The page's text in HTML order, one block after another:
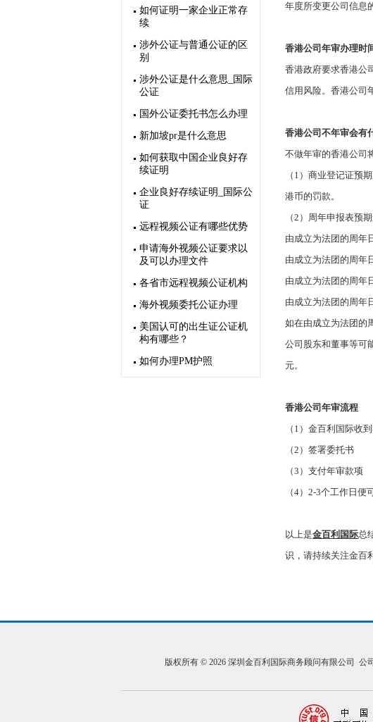
如何证明一家企业正常存
续
涉外公证与普通公证的区
别
涉外公证是什么意思_国际
公证
国外公证委托书怎么办理
新加坡pr是什么意思
如何获取中国企业良好存
续证明
企业良好存续证明_国际公
证
远程视频公证有哪些优势
申请海外视频公证要求以
及可以办理文件
各省市远程视频公证机构
海外视频委托公证办理
美国认可的出生证公证机
构有哪些？
如何办理PM护照
年度所变更公司信息
香港公司年审办理时
香港政府要求香港公
信用风险。香港公司
香港公司不年审会有
不做年审的香港公司
（ 1 ）商业登记证预
港币的罚款。
（2 ）周年申报
由成立为法团的周年
由成立为法团的周年
由成立为法团的周年
由成立为法团的周年
如在由成立为法团的
公司股东和董事等可
元。
香港公司年审流程
（ 1 ）金百利国际收
（2 ）签署委托书
（3 ）支付年审款项
（4） 2-3个工作日便
以上是金百利国际总
识，请持续关注金百
版权所有 © 2026 深圳金百利国际商务顾问有限公司 公